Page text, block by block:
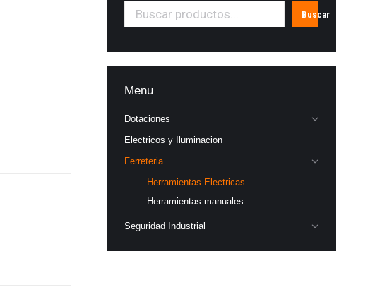
Buscar
Menu
Dotaciones
Electricos y Iluminacion
Ferreteria
Herramientas Electricas
Herramientas manuales
Seguridad Industrial